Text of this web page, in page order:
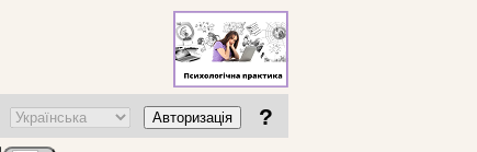
Авторизація ?